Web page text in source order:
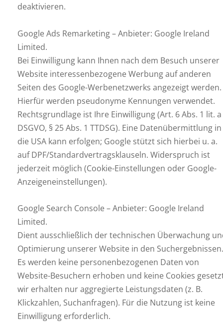
deaktivieren.
Google Ads Remarketing – Anbieter: Google Ireland
Limited.
Bei Einwilligung kann Ihnen nach dem Besuch unserer
Website interessenbezogene Werbung auf anderen
Seiten des Google-Werbenetzwerks angezeigt werden.
Hierfür werden pseudonyme Kennungen verwendet.
Rechtsgrundlage ist Ihre Einwilligung (Art. 6 Abs. 1 lit. a
DSGVO, § 25 Abs. 1 TTDSG). Eine Datenübermittlung in
die USA kann erfolgen; Google stützt sich hierbei u. a.
auf DPF/Standardvertragsklauseln. Widerspruch ist
jederzeit möglich (Cookie-Einstellungen oder Google-
Anzeigeneinstellungen).
Google Search Console – Anbieter: Google Ireland
Limited.
Dient ausschließlich der technischen Überwachung
Optimierung unserer Website in den Suchergebnissen.
Es werden keine personenbezogenen Daten von
Website-Besuchern erhoben und keine Cookies
wir erhalten nur aggregierte Leistungsdaten (z. B.
Klickzahlen, Suchanfragen). Für die Nutzung ist keine
Einwilligung erforderlich.